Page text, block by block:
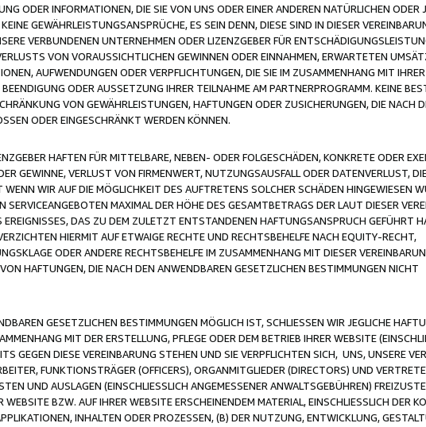
ODER INFORMATIONEN, DIE SIE VON UNS ODER EINER ANDEREN NATÜRLICHEN ODER
GEWÄHRLEISTUNGSANSPRÜCHE, ES SEIN DENN, DIESE SIND IN DIESER
VERBUNDENEN UNTERNEHMEN ODER LIZENZGEBER FÜR
VON VORAUSSICHTLICHEN GEWINNEN ODER EINNAHMEN, ERWARTETEN
AUFWENDUNGEN ODER VERPFLICHTUNGEN, DIE SIE IM ZUSAMMENHANG MIT
ODER AUSSETZUNG IHRER TEILNAHME AM PARTNERPROGRAMM. KEINE
VON GEWÄHRLEISTUNGEN, HAFTUNGEN ODER ZUSICHERUNGEN, DIE NACH
ODER EINGESCHRÄNKT WERDEN KÖNNEN.
HAFTEN FÜR MITTELBARE, NEBEN- ODER FOLGESCHÄDEN, KONKRETE ODER
GEWINNE, VERLUST VON FIRMENWERT, NUTZUNGSAUSFALL ODER DATENVERLUST,
WIR AUF DIE MÖGLICHKEIT DES AUFTRETENS SOLCHER SCHÄDEN HINGEWIESEN
MAXIMAL DER HÖHE DES GESAMTBETRAGS DER LAUT DIESER
DAS ZU DEM ZULETZT ENTSTANDENEN HAFTUNGSANSPRUCH GEFÜHRT
HIERMIT AUF ETWAIGE RECHTE UND RECHTSBEHELFE NACH EQUITY-RECHT,
ODER ANDERE RECHTSBEHELFE IM ZUSAMMENHANG MIT DIESER
HAFTUNGEN, DIE NACH DEN ANWENDBAREN GESETZLICHEN BESTIMMUNGEN NICHT
GESETZLICHEN BESTIMMUNGEN MÖGLICH IST, SCHLIESSEN WIR JEGLICHE
MIT DER ERSTELLUNG, PFLEGE ODER DEM BETRIEB IHRER WEBSITE
GEGEN DIESE VEREINBARUNG STEHEN UND SIE VERPFLICHTEN SICH, UNS, UNSERE
FUNKTIONSTRÄGER (OFFICERS), ORGANMITGLIEDER (DIRECTORS) UND
UND AUSLAGEN (EINSCHLIESSLICH ANGEMESSENER ANWALTSGEBÜHREN)
BZW. AUF IHRER WEBSITE ERSCHEINENDEM MATERIAL, EINSCHLIESSLICH DER
INHALTEN ODER PROZESSEN, (B) DER NUTZUNG, ENTWICKLUNG,